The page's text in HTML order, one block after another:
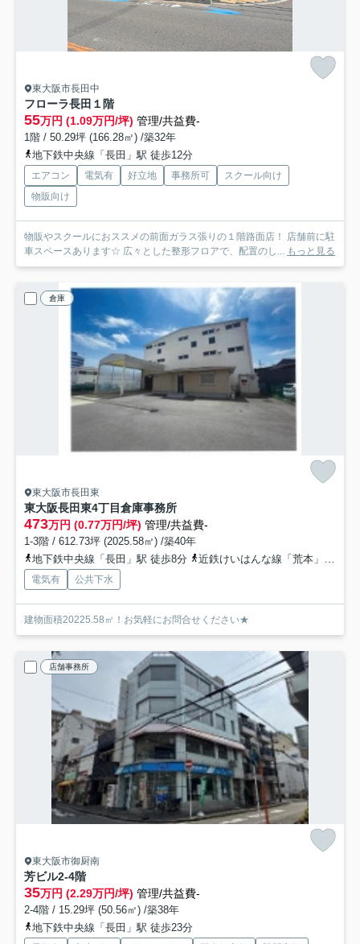
東大阪市長田中
フローラ長田 １階
55万円 (1.09万円/坪) 管理/共益費-
1階 / 50.29坪 (166.28㎡) /築32年
地下鉄中央線「長田」駅 徒歩12分
エアコン 電気有 好立地 事務所可
スクール向け
物販向け
物販やスクールにおススメの前面ガラス張りの１階路面店！ 店舗前に駐
車スペースあります☆ 広々とした整形フロアで、配置のし...
もっと見る
倉庫
東大阪市長田東
東大阪長田東4丁目倉庫事務所
473万円 (0.77万円/坪) 管理/共益費-
1-3階 / 612.73坪 (2025.58㎡) /築40年
地下鉄中央線「長田」駅 徒歩8分
近鉄けいはんな線「荒本」駅 徒歩21分
電気有 公共下水
建物面積20225.58㎡！お気軽にお問合せください★
店舗事務所
東大阪市御厨南
芳ビル2-4階
35万円 (2.29万円/坪) 管理/共益費-
2-4階 / 15.29坪 (50.56㎡) /築38年
地下鉄中央線「長田」駅 徒歩23分